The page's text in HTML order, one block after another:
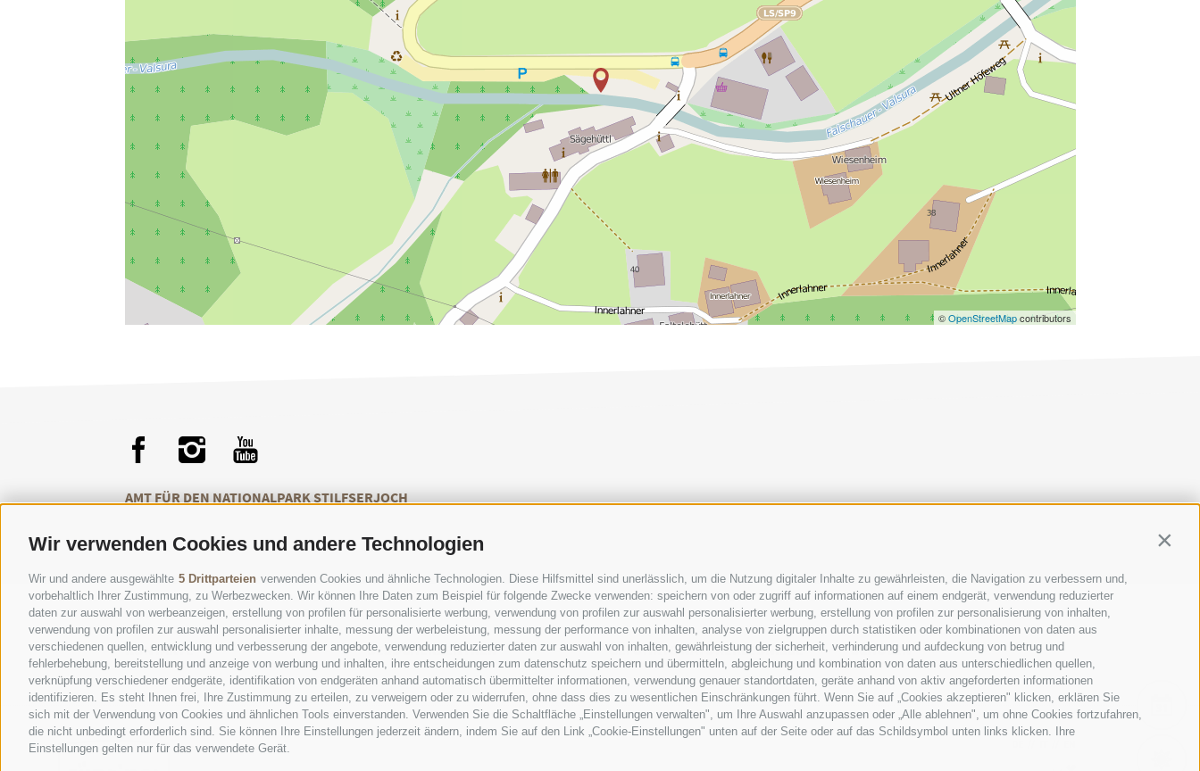
Wir verwenden Cookies und andere Technologien
Wir und andere ausgewählte 5 Drittparteien verwenden Cookies und ähnliche Technologien. Diese Hilfsmittel sind unerlässlich, um die Nutzung digitaler Inhalte zu gewährleisten, die Navigation zu verbessern und,
vorbehaltlich Ihrer Zustimmung, zu Werbezwecken. Wir können Ihre Daten zum Beispiel für folgende Zwecke verwenden: speichern von oder zugriff auf informationen auf einem endgerät, verwendung reduzierter
daten zur auswahl von werbeanzeigen, erstellung von profilen für personalisierte werbung, verwendung von profilen zur auswahl personalisierter werbung, erstellung von profilen zur personalisierung von inhalten,
verwendung von profilen zur auswahl personalisierter inhalte, messung der werbeleistung, messung der performance von inhalten, analyse von zielgruppen durch statistiken oder kombinationen von daten aus
verschiedenen quellen, entwicklung und verbesserung der angebote, verwendung reduzierter daten zur auswahl von inhalten, gewährleistung der sicherheit, verhinderung und aufdeckung von betrug und
fehlerbehebung, bereitstellung und anzeige von werbung und inhalten, ihre entscheidungen zum datenschutz speichern und übermitteln, abgleichung und kombination von daten aus unterschiedlichen quellen,
verknüpfung verschiedener endgeräte, identifikation von endgeräten anhand automatisch übermittelter informationen, verwendung genauer standortdaten, geräte anhand von aktiv angeforderten informationen
identifizieren. Es steht Ihnen frei, Ihre Zustimmung zu erteilen, zu verweigern oder zu widerrufen, ohne dass dies zu wesentlichen Einschränkungen führt. Wenn Sie auf „Cookies akzeptieren" klicken, erklären Sie
sich mit der Verwendung von Cookies und ähnlichen Tools einverstanden. Verwenden Sie die Schaltfläche „Einstellungen verwalten", um Ihre Auswahl anzupassen oder „Alle ablehnen", um ohne Cookies fortzufahren,
die nicht unbedingt erforderlich sind. Sie können Ihre Einstellungen jederzeit ändern, indem Sie auf den Link „Cookie-Einstellungen" unten auf der Seite oder auf das Schildsymbol unten links klicken. Ihre
Einstellungen gelten nur für das verwendete Gerät.
©OpenStreetMapcontributors
AMT FÜR DEN NATIONALPARK STILFSERJOCH
KONTAKTE BESUCHERZENTREN GEFÜHRTE NATURERLEBNISSE SCHULEN